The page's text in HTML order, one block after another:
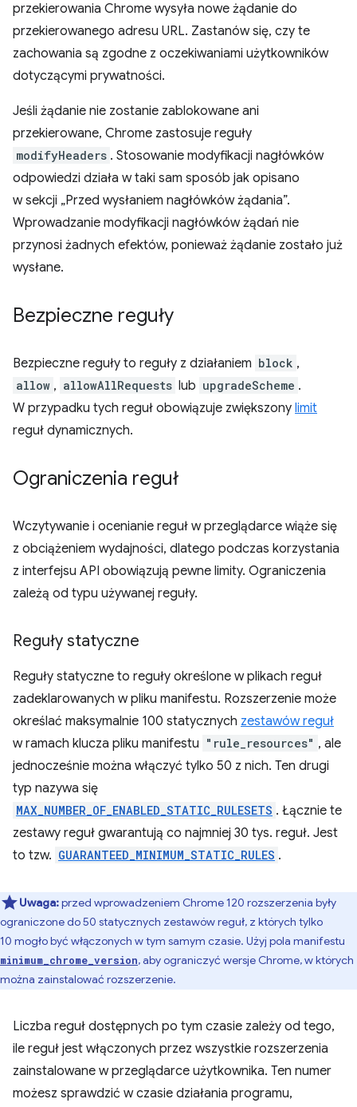
przekierowania Chrome wysyła nowe żądanie do
przekierowanego adresu URL. Zastanów się, czy te
zachowania są zgodne z oczekiwaniami użytkowników
dotyczącymi prywatności.
Jeśli żądanie nie zostanie zablokowane ani
przekierowane, Chrome zastosuje reguły
modifyHeaders . Stosowanie modyfikacji nagłówków
odpowiedzi działa w taki sam sposób jak opisano
w sekcji „Przed wysłaniem nagłówków żądania”.
Wprowadzanie modyfikacji nagłówków żądań nie
przynosi żadnych efektów, ponieważ żądanie zostało już
wysłane.
Bezpieczne reguły
Bezpieczne reguły to reguły z działaniem block ,
allow , allowAllRequests lub upgradeScheme .
W przypadku tych reguł obowiązuje zwiększony limit
reguł dynamicznych.
Ograniczenia reguł
Wczytywanie i ocenianie reguł w przeglądarce wiąże się
z obciążeniem wydajności, dlatego podczas korzystania
z interfejsu API obowiązują pewne limity. Ograniczenia
zależą od typu używanej reguły.
Reguły statyczne
Reguły statyczne to reguły określone w plikach reguł
zadeklarowanych w pliku manifestu. Rozszerzenie może
określać maksymalnie 100 statycznych zestawów reguł
w ramach klucza pliku manifestu "rule_resources" , ale
jednocześnie można włączyć tylko 50 z nich. Ten drugi
typ nazywa się
MAX_NUMBER_OF_ENABLED_STATIC_RULESETS . Łącznie te
zestawy reguł gwarantują co najmniej 30 tys. reguł. Jest
to tzw. GUARANTEED_MINIMUM_STATIC_RULES .
Uwaga:przed wprowadzeniem Chrome 120 rozszerzenia były
ograniczone do 50 statycznych zestawów reguł, z których tylko
10 mogło być włączonych w tym samym czasie. Użyj pola manifestu
minimum_chrome_version, aby ograniczyć wersje Chrome, w których
można zainstalować rozszerzenie.
Liczba reguł dostępnych po tym czasie zależy od tego,
ile reguł jest włączonych przez wszystkie rozszerzenia
zainstalowane w przeglądarce użytkownika. Ten numer
możesz sprawdzić w czasie działania programu,